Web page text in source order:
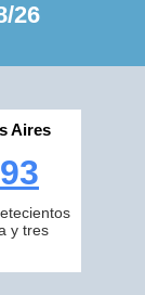
26
Aires
y tres